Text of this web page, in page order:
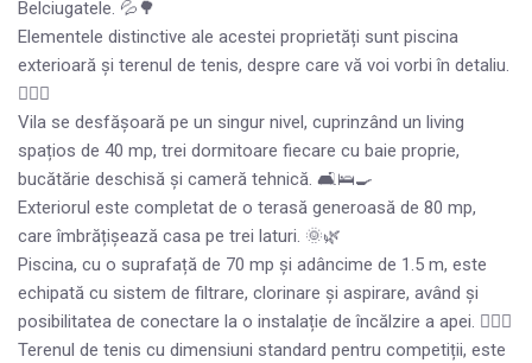
Belciugatele. 💦🌳
Elementele distinctive ale acestei proprietăți sunt piscina
exterioară și terenul de tenis, despre care vă voi vorbi în detaliu.
🏊‍♂️🎾
Vila se desfășoară pe un singur nivel, cuprinzând un living
spațios de 40 mp, trei dormitoare fiecare cu baie proprie,
bucătărie deschisă și cameră tehnică. 🛋🛌🍳
Exteriorul este completat de o terasă generoasă de 80 mp,
care îmbrățișează casa pe trei laturi. 🌞🌿
Piscina, cu o suprafață de 70 mp și adâncime de 1.5 m, este
echipată cu sistem de filtrare, clorinare și aspirare, având și
posibilitatea de conectare la o instalație de încălzire a apei. 🏊‍♀️💧
Terenul de tenis cu dimensiuni standard pentru competiții, este